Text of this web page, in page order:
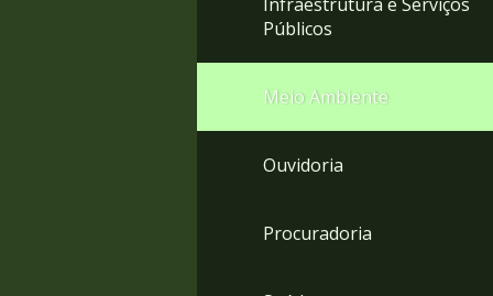
Públicos
Meio Ambiente
Ouvidoria
Procuradoria